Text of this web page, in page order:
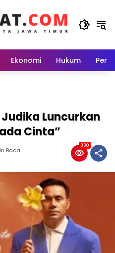
Ekonomi Hukum
Luncurkan
Cinta”
Baca
330